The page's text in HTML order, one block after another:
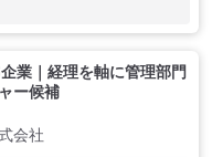
業｜経理を軸に管理部門
ー候補
会社